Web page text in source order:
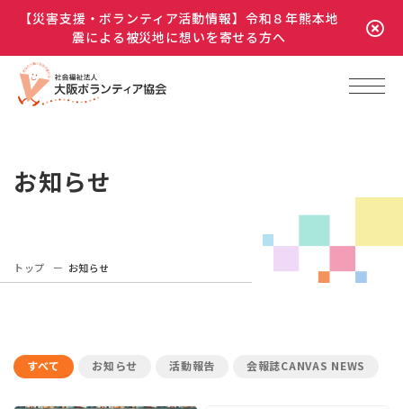
【災害支援・ボランティア活動情報】令和８年熊本地
震による被災地に想いを寄せる方へ
お知らせ
トップ お知らせ
すべて お知らせ 活動報告 会報誌CANVAS NEWS